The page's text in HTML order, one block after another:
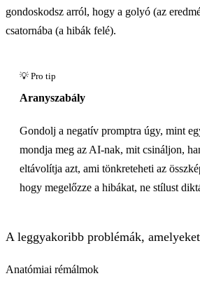
gondoskodsz arról, hogy a golyó (az
csatornába (a hibák felé).
Aranyszabály
Gondolj a negatív promptra úgy, mint
mondja meg az AI-nak, mit csináljon,
eltávolítja azt, ami tönkreteheti az
hogy megelőzze a hibákat, ne stílust
A leggyakoribb problémák,
Anatómiai rémálmok